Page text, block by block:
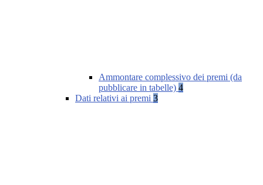
Ammontare complessivo dei premi (da
pubblicare in tabelle) 4
Dati relativi ai premi 3